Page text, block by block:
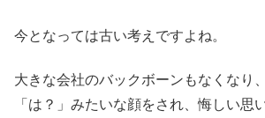
今となっては古い考えですよね。
大きな会社のバックボーンもなくなり
「は？」みたいな顔をされ、悔しい思